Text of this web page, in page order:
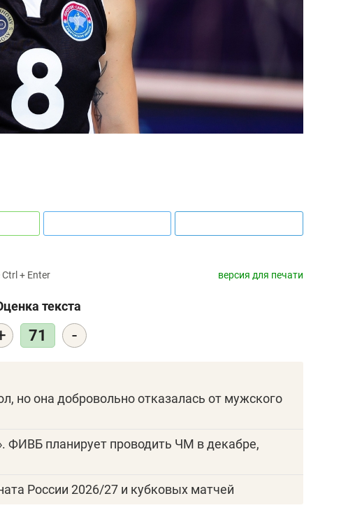
+ Enter версия для печати
текста
71 -
но она добровольно отказалась от мужского
ФИВБ планирует проводить ЧМ в декабре,
России 2026/27 и кубковых матчей